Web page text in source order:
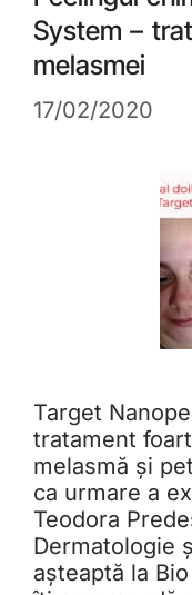
System –
melasmei
17/02/2020
Target
tratament
melasmă și
ca urmare a
Teodora
Dermatologie
așteaptă la